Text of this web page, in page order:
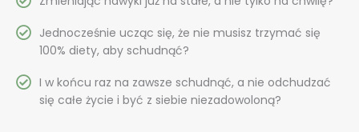
Jednocześnie ucząc się, że nie musisz trzymać się
100% diety, aby schudnąć?
I w końcu raz na zawsze schudnąć, a nie odchudzać
się całe życie i być z siebie niezadowoloną?